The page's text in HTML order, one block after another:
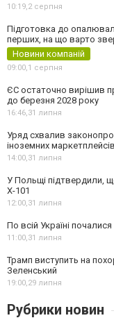
10:19,2 серпня
Підготовка до
перших, на що варто
Новини компаній
09:00,1 серпня
ЄС остаточно вирішив
до березня 2028 року
16:46,31 липня
Уряд схвалив
іноземних
14:00,31 липня
У Польщі підтвердили,
Х-101
12:00,31 липня
По всій Україні
11:00,31 липня
Трамп виступить на
Зеленський
19:00,29 липня
Рубрики новин